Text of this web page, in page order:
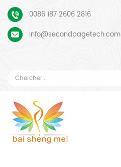
0086 187 2606 2816
Info@secondpagetech.com